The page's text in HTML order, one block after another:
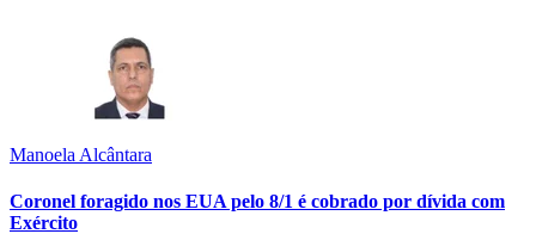
Manoela Alcântara
Coronel foragido nos EUA pelo 8/1 é cobrado por dívida com
Exército